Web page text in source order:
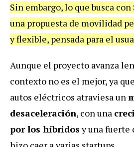
Sin embargo, lo que busca
una propuesta de movilidad
y flexible, pensada para el
Aunque el proyecto avanza
contexto no es el mejor, ya
autos eléctricos atraviesa un
desaceleración, con una
por los híbridosy una fuerte